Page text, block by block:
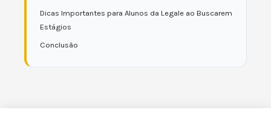
Dicas Importantes para Alunos da Legale ao Buscarem
Estágios
Conclusão